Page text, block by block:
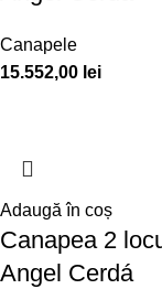
Canapele
15.552,00 lei
Adaugă în coș
Canapea 2
Angel Cerdá